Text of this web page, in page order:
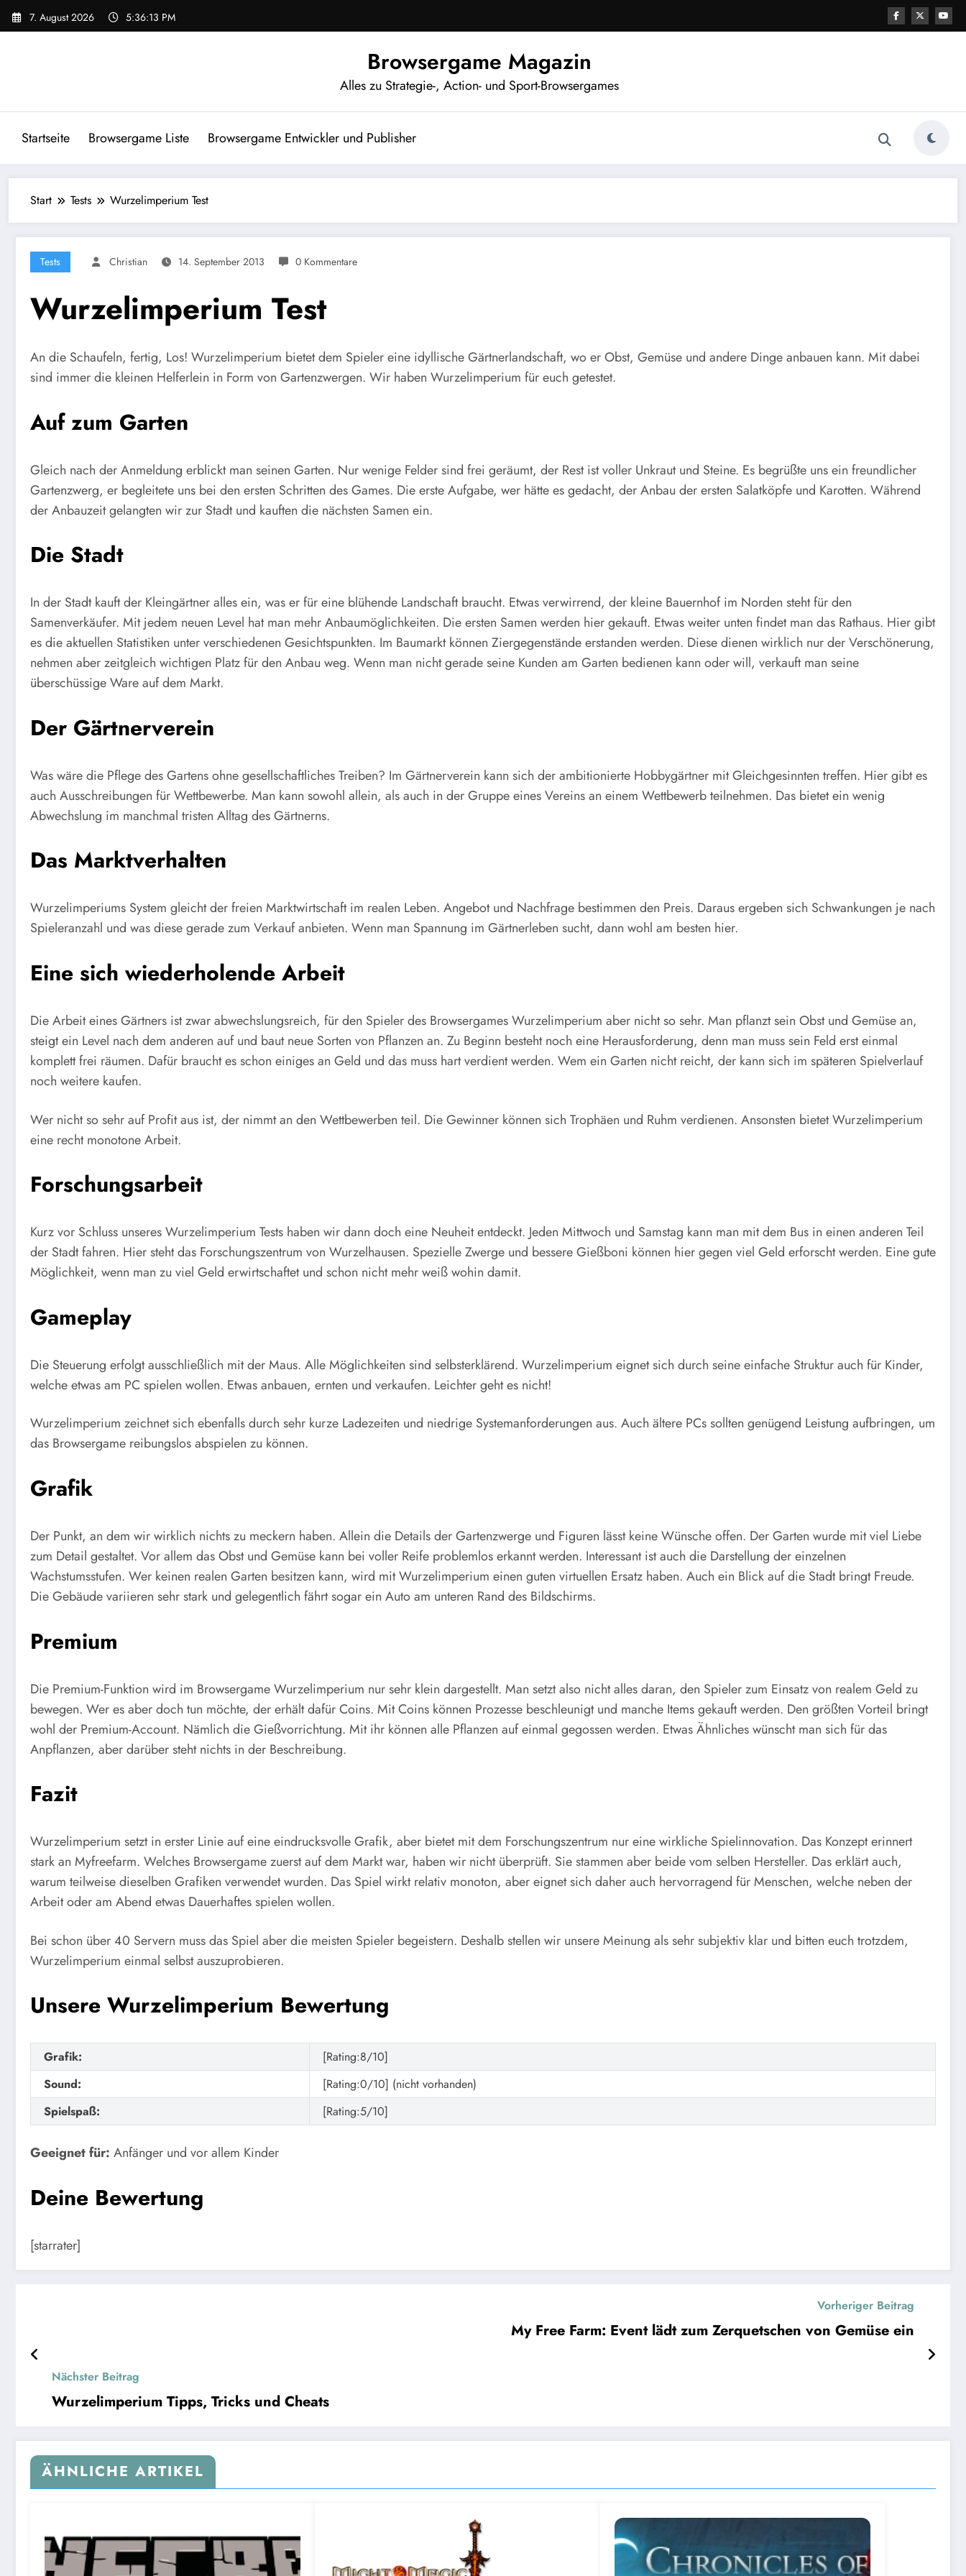
Zum
Inhalt
7. August 2026 5:36:14 PM
Browsergame Magazin
Alles zu Strategie-, Action- und Sport-Browsergames
Startseite Browsergame Liste Browsergame Entwickler und Publisher
Start Tests Wurzelimperium Test
Tests Christian 14. September 2013 0 Kommentare
Wurzelimperium Test
An die Schaufeln, fertig, Los! Wurzelimperium bietet dem Spieler eine idyllische Gärtnerlandschaft, wo er Obst, Gemüse und andere Dinge anbauen kann. Mit dabei
sind immer die kleinen Helferlein in Form von Gartenzwergen. Wir haben Wurzelimperium für euch getestet.
Auf zum Garten
Gleich nach der Anmeldung erblickt man seinen Garten. Nur wenige Felder sind frei geräumt, der Rest ist voller Unkraut und Steine. Es begrüßte uns ein freundlicher
Gartenzwerg, er begleitete uns bei den ersten Schritten des Games. Die erste Aufgabe, wer hätte es gedacht, der Anbau der ersten Salatköpfe und Karotten. Während
der Anbauzeit gelangten wir zur Stadt und kauften die nächsten Samen ein.
Die Stadt
In der Stadt kauft der Kleingärtner alles ein, was er für eine blühende Landschaft braucht. Etwas verwirrend, der kleine Bauernhof im Norden steht für den
Samenverkäufer. Mit jedem neuen Level hat man mehr Anbaumöglichkeiten. Die ersten Samen werden hier gekauft. Etwas weiter unten findet man das Rathaus. Hier gibt
es die aktuellen Statistiken unter verschiedenen Gesichtspunkten. Im Baumarkt können Ziergegenstände erstanden werden. Diese dienen wirklich nur der Verschönerung,
nehmen aber zeitgleich wichtigen Platz für den Anbau weg. Wenn man nicht gerade seine Kunden am Garten bedienen kann oder will, verkauft man seine
überschüssige Ware auf dem Markt.
Der Gärtnerverein
Was wäre die Pflege des Gartens ohne gesellschaftliches Treiben? Im Gärtnerverein kann sich der ambitionierte Hobbygärtner mit Gleichgesinnten treffen. Hier gibt es
auch Ausschreibungen für Wettbewerbe. Man kann sowohl allein, als auch in der Gruppe eines Vereins an einem Wettbewerb teilnehmen. Das bietet ein wenig
Abwechslung im manchmal tristen Alltag des Gärtnerns.
Das Marktverhalten
Wurzelimperiums System gleicht der freien Marktwirtschaft im realen Leben. Angebot und Nachfrage bestimmen den Preis. Daraus ergeben sich Schwankungen je nach
Spieleranzahl und was diese gerade zum Verkauf anbieten. Wenn man Spannung im Gärtnerleben sucht, dann wohl am besten hier.
Eine sich wiederholende Arbeit
Die Arbeit eines Gärtners ist zwar abwechslungsreich, für den Spieler des Browsergames Wurzelimperium aber nicht so sehr. Man pflanzt sein Obst und Gemüse an,
steigt ein Level nach dem anderen auf und baut neue Sorten von Pflanzen an. Zu Beginn besteht noch eine Herausforderung, denn man muss sein Feld erst einmal
komplett frei räumen. Dafür braucht es schon einiges an Geld und das muss hart verdient werden. Wem ein Garten nicht reicht, der kann sich im späteren Spielverlauf
noch weitere kaufen.
Wer nicht so sehr auf Profit aus ist, der nimmt an den Wettbewerben teil. Die Gewinner können sich Trophäen und Ruhm verdienen. Ansonsten bietet Wurzelimperium
eine recht monotone Arbeit.
Forschungsarbeit
Kurz vor Schluss unseres Wurzelimperium Tests haben wir dann doch eine Neuheit entdeckt. Jeden Mittwoch und Samstag kann man mit dem Bus in einen anderen Teil
der Stadt fahren. Hier steht das Forschungszentrum von Wurzelhausen. Spezielle Zwerge und bessere Gießboni können hier gegen viel Geld erforscht werden. Eine gute
Möglichkeit, wenn man zu viel Geld erwirtschaftet und schon nicht mehr weiß wohin damit.
Gameplay
Die Steuerung erfolgt ausschließlich mit der Maus. Alle Möglichkeiten sind selbsterklärend. Wurzelimperium eignet sich durch seine einfache Struktur auch für Kinder,
welche etwas am PC spielen wollen. Etwas anbauen, ernten und verkaufen. Leichter geht es nicht!
Wurzelimperium zeichnet sich ebenfalls durch sehr kurze Ladezeiten und niedrige Systemanforderungen aus. Auch ältere PCs sollten genügend Leistung aufbringen, um
das Browsergame reibungslos abspielen zu können.
Grafik
Der Punkt, an dem wir wirklich nichts zu meckern haben. Allein die Details der Gartenzwerge und Figuren lässt keine Wünsche offen. Der Garten wurde mit viel Liebe
zum Detail gestaltet. Vor allem das Obst und Gemüse kann bei voller Reife problemlos erkannt werden. Interessant ist auch die Darstellung der einzelnen
Wachstumsstufen. Wer keinen realen Garten besitzen kann, wird mit Wurzelimperium einen guten virtuellen Ersatz haben. Auch ein Blick auf die Stadt bringt Freude.
Die Gebäude variieren sehr stark und gelegentlich fährt sogar ein Auto am unteren Rand des Bildschirms.
Premium
Die Premium-Funktion wird im Browsergame Wurzelimperium nur sehr klein dargestellt. Man setzt also nicht alles daran, den Spieler zum Einsatz von realem Geld zu
bewegen. Wer es aber doch tun möchte, der erhält dafür Coins. Mit Coins können Prozesse beschleunigt und manche Items gekauft werden. Den größten Vorteil bringt
wohl der Premium-Account. Nämlich die Gießvorrichtung. Mit ihr können alle Pflanzen auf einmal gegossen werden. Etwas Ähnliches wünscht man sich für das
Anpflanzen, aber darüber steht nichts in der Beschreibung.
Fazit
Wurzelimperium setzt in erster Linie auf eine eindrucksvolle Grafik, aber bietet mit dem Forschungszentrum nur eine wirkliche Spielinnovation. Das Konzept erinnert
stark an Myfreefarm. Welches Browsergame zuerst auf dem Markt war, haben wir nicht überprüft. Sie stammen aber beide vom selben Hersteller. Das erklärt auch,
warum teilweise dieselben Grafiken verwendet wurden. Das Spiel wirkt relativ monoton, aber eignet sich daher auch hervorragend für Menschen, welche neben der
Arbeit oder am Abend etwas Dauerhaftes spielen wollen.
Bei schon über 40 Servern muss das Spiel aber die meisten Spieler begeistern. Deshalb stellen wir unsere Meinung als sehr subjektiv klar und bitten euch trotzdem,
Wurzelimperium einmal selbst auszuprobieren.
Unsere Wurzelimperium Bewertung
Grafik:
[Rating:8/10]
Sound:
[Rating:0/10] (nicht vorhanden)
Spielspaß:
[Rating:5/10]
Geeignet für: Anfänger und vor allem Kinder
Deine Bewertung
[starrater]
Vorheriger Beitrag
My Free Farm: Event lädt zum Zerquetschen von Gemüse ein
Nächster Beitrag
Wurzelimperium Tipps, Tricks und Cheats
ÄHNLICHE ARTIKEL